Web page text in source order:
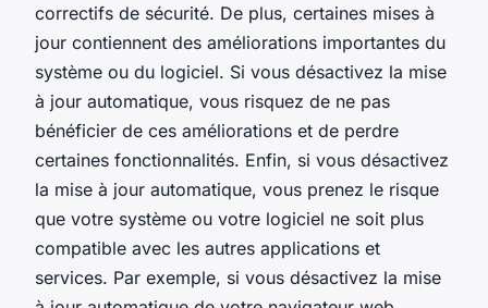
correctifs de sécurité. De plus, certaines mises à
jour contiennent des améliorations importantes du
système ou du logiciel. Si vous désactivez la mise
à jour automatique, vous risquez de ne pas
bénéficier de ces améliorations et de perdre
certaines fonctionnalités. Enfin, si vous désactivez
la mise à jour automatique, vous prenez le risque
que votre système ou votre logiciel ne soit plus
compatible avec les autres applications et
services. Par exemple, si vous désactivez la mise